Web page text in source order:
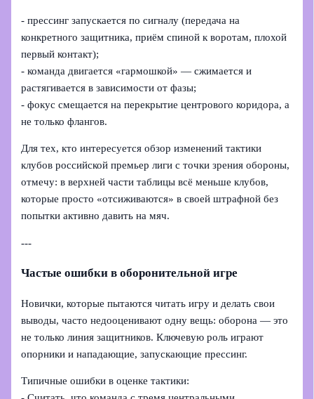
- прессинг запускается по сигналу (передача на
конкретного защитника, приём спиной к воротам, плохой
первый контакт);
- команда двигается «гармошкой» — сжимается и
растягивается в зависимости от фазы;
- фокус смещается на перекрытие центрового коридора, а
не только флангов.
Для тех, кто интересуется обзор изменений тактики
клубов российской премьер лиги с точки зрения обороны,
отмечу: в верхней части таблицы всё меньше клубов,
которые просто «отсиживаются» в своей штрафной без
попытки активно давить на мяч.
---
Частые ошибки в оборонительной игре
Новички, которые пытаются читать игру и делать свои
выводы, часто недооценивают одну вещь: оборона — это
не только линия защитников. Ключевую роль играют
опорники и нападающие, запускающие прессинг.
Типичные ошибки в оценке тактики: